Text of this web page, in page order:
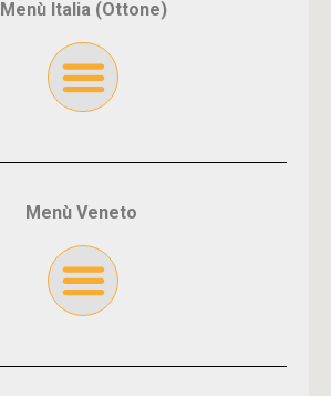
Menù Italia (Ottone)
Menù Veneto